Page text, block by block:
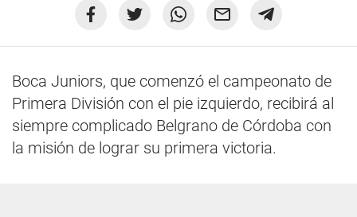
Boca Juniors, que comenzó el campeonato de
Primera División con el pie izquierdo, recibirá al
siempre complicado Belgrano de Córdoba con
la misión de lograr su primera victoria.